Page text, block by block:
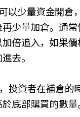
以少量資金開倉
少量加倉。通
倍追入，如果
去。
投資者在補倉的
底部購買的數量